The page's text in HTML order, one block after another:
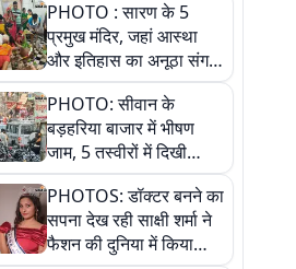
PHOTO : सारण के 5
प्रमुख मंदिर, जहां आस्था
और इतिहास का अनूठा संगम,
तस्वीरों में जानिए
PHOTO: सीवान के
बड़हरिया बाजार में भीषण
जाम, 5 तस्वीरों में दिखी
अव्यवस्था
PHOTOS: डॉक्टर बनने का
सपना देख रही साक्षी शर्मा ने
फैशन की दुनिया में किया